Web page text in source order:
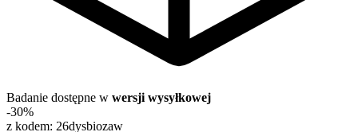
Badanie dostępne w wersji wysyłkowej
-30%
z kodem: 26dysbiozaw